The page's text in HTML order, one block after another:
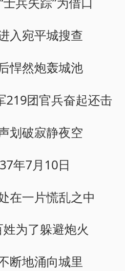
入宛平城搜查
悍然炮轰城池
219团官兵奋起还击
划破寂静夜空
年7月10日
在一片慌乱之中
为了躲避炮火
断地涌向城里